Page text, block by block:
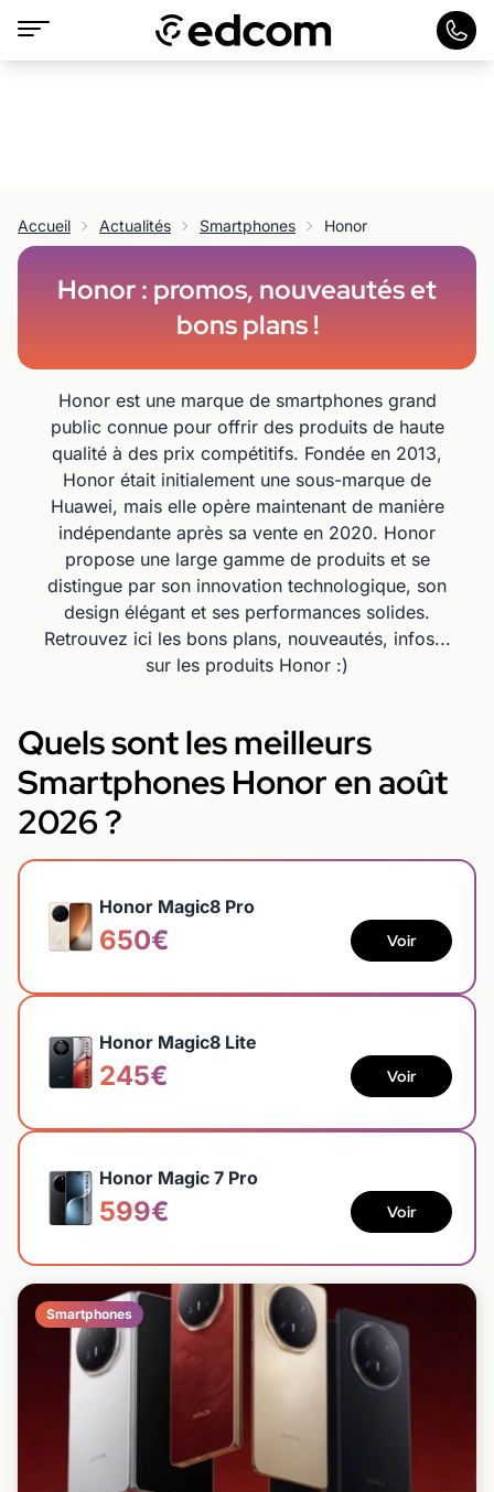
Accueil Actualités Smartphones Honor
Honor : promos, nouveautés et
bons plans !
Honor est une marque de smartphones grand
public connue pour offrir des produits de haute
qualité à des prix compétitifs. Fondée en 2013,
Honor était initialement une sous-marque de
Huawei, mais elle opère maintenant de manière
indépendante après sa vente en 2020. Honor
propose une large gamme de produits et se
distingue par son innovation technologique, son
design élégant et ses performances solides.
Retrouvez ici les bons plans, nouveautés, infos...
sur les produits Honor :)
Quels sont les meilleurs
Smartphones Honor en août
2026 ?
Honor Magic8 Pro
650€ Voir
Honor Magic8 Lite
245€ Voir
Honor Magic 7 Pro
599€ Voir
Smartphones